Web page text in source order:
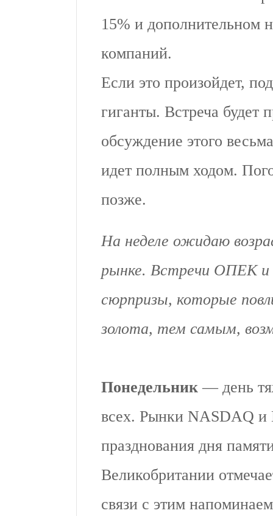
15% и дополнительном
компаний.
Если это произойдет,
гиганты. Встреча будет
обсуждение этого
идет полным ходом.
позже.
На неделе ожидаю
рынке. Встречи ОПЕК и
сюрпризы, которые
золота, тем самым,
Понедельник — день
всех. Рынки NASDAQ и
празднования дня
Великобритании
связи с этим